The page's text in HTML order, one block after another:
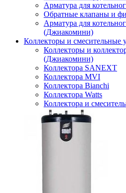
Арматура для
Обратные клапаны и
Арматура для
(Джиакомини)
Коллекторы и смесительные
Коллекторы и
(Джиакомини)
Коллектора SANEXT
Коллектора MVI
Коллектора Bianchi
Коллектора Watts
Коллектора и